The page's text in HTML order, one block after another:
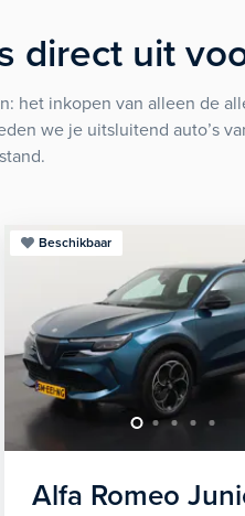
direct uit
het inkopen van alleen de
we je uitsluitend auto’s
Beschikbaar
Alfa Romeo